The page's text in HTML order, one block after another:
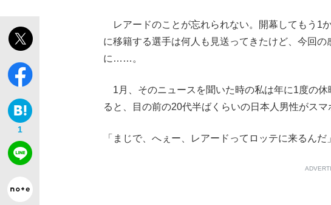
1
レアードのことが忘れられない。開幕してもう1
に移籍する選手は何人も見送ってきたけど、今回
に……。
1月、そのニュースを聞いた時の私は年に1度の
ると、目の前の20代半ばくらいの日本人男性がスマ
「まじで、へぇー、レアードってロッテに来るんだ」